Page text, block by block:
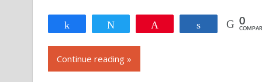
Izabal
Guatemala
Compartir Compartir
0
Continue reading »